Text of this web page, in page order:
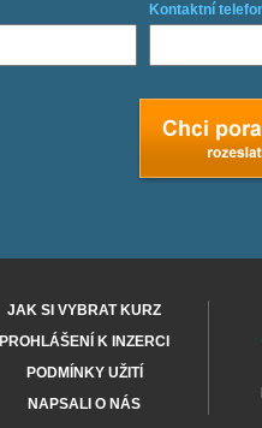
Kontaktní
JAK SI VYBRAT KURZ
PROHLÁŠENÍ K INZERCI
PODMÍNKY UŽITÍ
NAPSALI O NÁS